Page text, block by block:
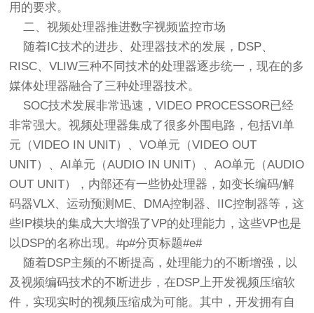
用的要求。
二、视频处理器推进数字视频监控市场
随着IC技术的进步、处理器技术的发展，DSP、
RISC、VLIW三种不同技术的处理器逐步统一，现在的多
媒体处理器融合了三种处理器技术。
SOC技术发展非常迅速，VIDEO PROCESSOR已经
非常强大。视频处理器集成了很多外围电路，包括VI单
元（VIDEO IN UNIT）、VO单元（VIDEO OUT
UNIT）、AI单元（AUDIO IN UNIT）、AO单元（AUDIO
OUT UNIT），内部还有一些协处理器，如变长编码/解
码器VLX、运动预测ME、DMA控制器、IIC控制器等，这
些IP模块的集成大大增强了VP的处理能力，这些VP也是
以DSP的名称出现。#p#分页标题#e#
随着DSP主频的不断提高，处理能力的不断增强，以
及视频编码技术的不断进步，在DSP上开发视频压缩软
件，实现实时的视频压缩成为可能。其中，开发拥有自